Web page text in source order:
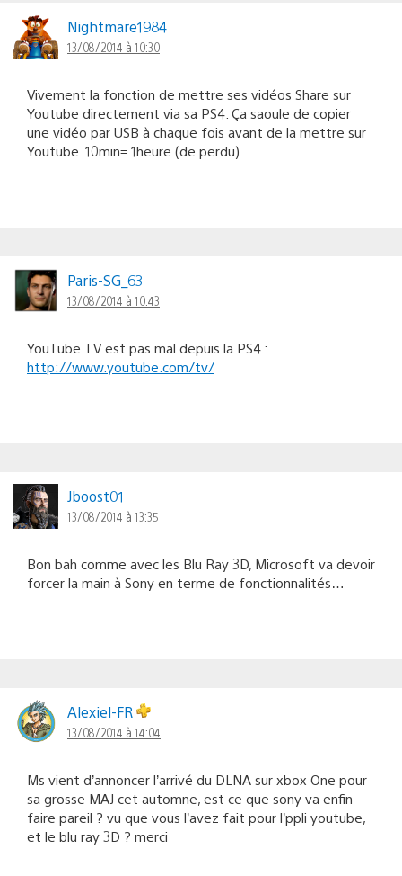
Nightmare1984
13/08/2014 à 10:30
Vivement la fonction de mettre ses vidéos Share sur
Youtube directement via sa PS4. Ça saoule de copier
une vidéo par USB à chaque fois avant de la mettre sur
Youtube. 10min= 1heure (de perdu).
Paris-SG_63
13/08/2014 à 10:43
YouTube TV est pas mal depuis la PS4 :
http://www.youtube.com/tv/
Jboost01
13/08/2014 à 13:35
Bon bah comme avec les Blu Ray 3D, Microsoft va devoir
forcer la main à Sony en terme de fonctionnalités…
Alexiel-FR
13/08/2014 à 14:04
Ms vient d’annoncer l’arrivé du DLNA sur xbox One pour
sa grosse MAJ cet automne, est ce que sony va enfin
faire pareil ? vu que vous l’avez fait pour l’ppli youtube,
et le blu ray 3D ? merci